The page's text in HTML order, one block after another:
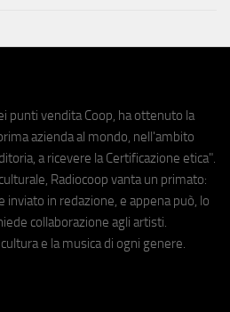
punti vendita Coop, ha ottenuto la
azienda al mondo, nell'ambito
a ricevere la Certificazione etica".
Radiocoop vanta un primato:
in redazione, e appena può, lo
collaborazione agli artisti.
e la musica di ogni genere.